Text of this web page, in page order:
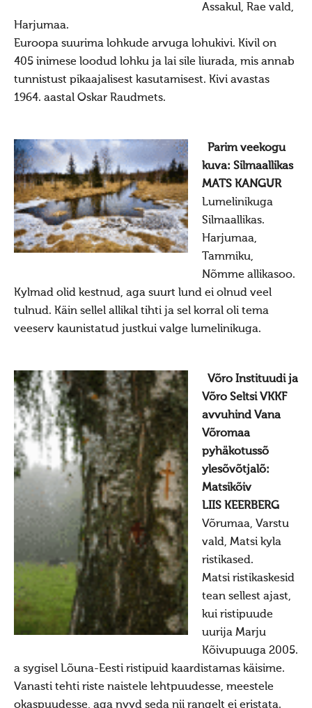
Kuvad
Maardu hiis
Taevaskoda
Elu-olu
Pyhad paigad
Ohekatku hiiemägi
Muhu pyhapaigad
Võlla hiietamm
Syndmused
Hiie vägi 10226
Kontakt
Suvistepühad Tammealuse hiies 19.05.2024
Maavalla Koda kuulutab välja kodulehe uuendamise
korjanduse
Kontaktandmed jaluses /footer
Otsi Maavalla Koja lehelt
Assakul, Rae vald,
Harjumaa.
Euroopa suurima lohkude arvuga lohukivi. Kivil on
405 inimese loodud lohku ja lai sile liurada, mis annab
tunnistust pikaajalisest kasutamisest. Kivi avastas
1964. aastal Oskar Raudmets.
Parim veekogu
kuva: Silmaallikas
MATS KANGUR
Lumelinikuga
Silmaallikas.
Harjumaa,
Tammiku,
Nõmme allikasoo.
Kylmad olid kestnud, aga suurt lund ei olnud veel
tulnud. Käin sellel allikal tihti ja sel korral oli tema
veeserv kaunistatud justkui valge lumelinikuga.
Võro Instituudi ja
Võro Seltsi VKKF
avvuhind Vana
Võromaa
pyhäkotussõ
ylesõvõtjalõ:
Matsikõiv
LIIS KEERBERG
Võrumaa, Varstu
vald, Matsi kyla
ristikased.
Matsi ristikaskesid
tean sellest ajast,
kui ristipuude
uurija Marju
Kõivupuuga 2005.
a sygisel Lõuna-Eesti ristipuid kaardistamas käisime.
Vanasti tehti riste naistele lehtpuudesse, meestele
okaspuudesse, aga nyyd seda nii rangelt ei eristata.